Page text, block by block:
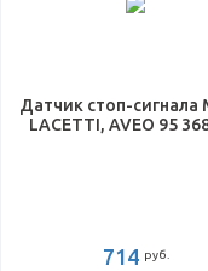
Датчик стоп-
LACETTI, AVEO 95
714 руб.